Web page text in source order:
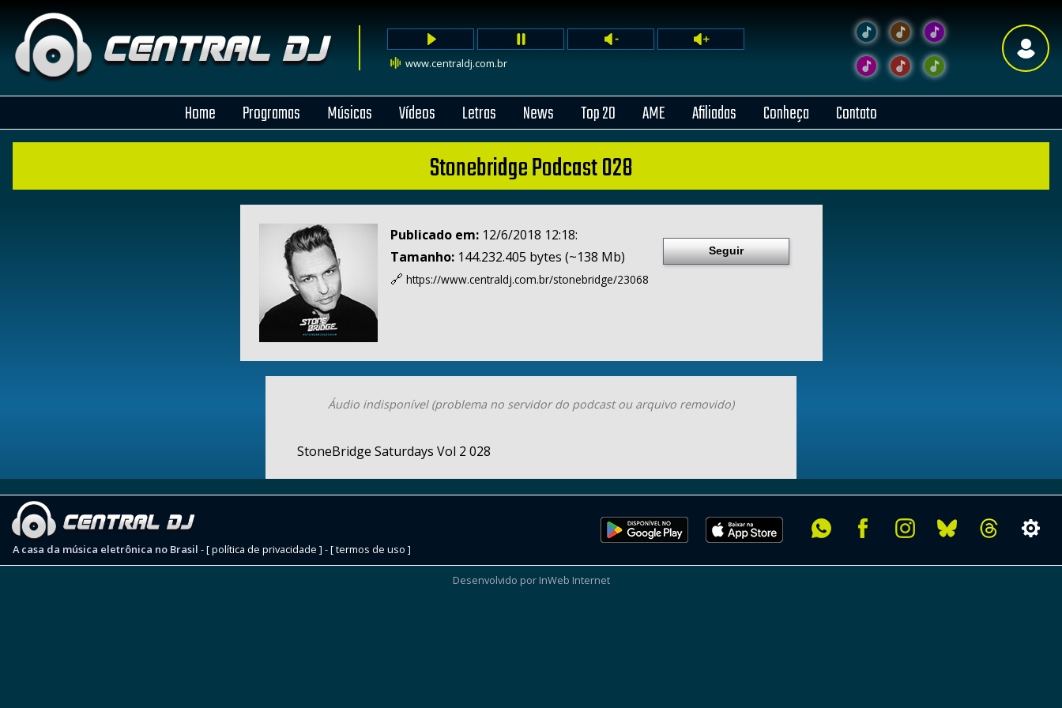
www.centraldj.com.br
Home Programas Músicas Vídeos Letras News Top 20 AME Afiliadas Conheça Contato
Stonebridge Podcast 028
Publicado em: 12/6/2018 12:18:
Tamanho:144.232.405 bytes (~138 Mb)
🔗 https://www.centraldj.com.br/stonebridge/23068
Seguir
Áudio indisponível (problema no servidor do podcast ou arquivo removido)
StoneBridge Saturdays Vol 2 028
A casa da música eletrônica no Brasil -[ política de privacidade ] -[ termos de uso ]
Desenvolvido por InWeb Internet